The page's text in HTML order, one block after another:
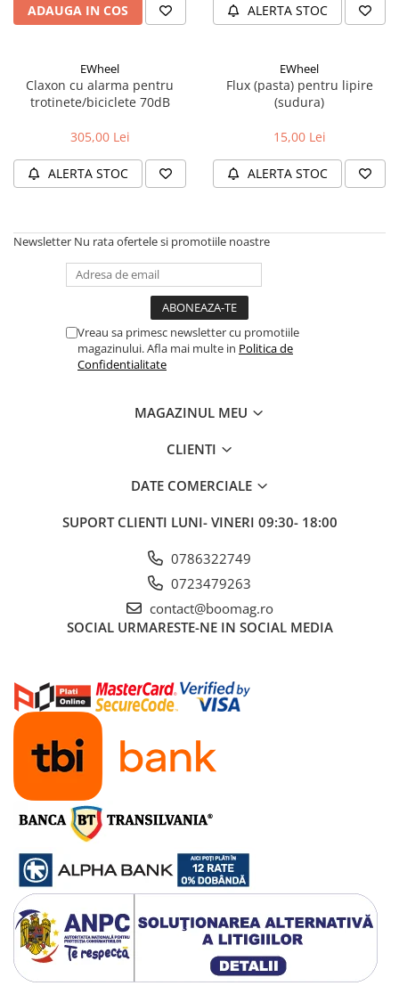
Produse intretinere bicicleta
Claxon bicicleta
Bidoane si suporti bicicleta
Cricuri bicicleta
Suport bicicleta
Lumini bicicleta
Computer bicicleta
Piese biciclete
Anvelopa bicicleta
Ghidoane bicicleta
Cuvete bicicleta
Furci bicicleta
Frana bicicleta
Placute frana bicicleta
Discuri frana bicicleta
Saboti frana bicicleta
Adaptoare frana bicicleta
Frane pe disc
Frane pe janta
Accesorii frane bicicleta
Roti bicicleta
Spite
Butuci
Accesorii butuci
Roti
ADAUGA IN COS ALERTA STOC
EWheel
Claxon cu alarma pentru
trotinete/biciclete 70dB
305,00 Lei
ALERTA STOC
EWheel
Flux (pasta) pentru lipire
(sudura)
15,00 Lei
ALERTA STOC
Newsletter Nu rata ofertele si promotiile noastre
Vreau sa primesc newsletter cu promotiile
magazinului. Afla mai multe in Politica de
Confidentialitate
MAGAZINUL MEU
CLIENTI
DATE COMERCIALE
SUPORT CLIENTI LUNI- VINERI 09:30- 18:00
0786322749
0723479263
contact@boomag.ro
SOCIAL URMARESTE-NE IN SOCIAL MEDIA